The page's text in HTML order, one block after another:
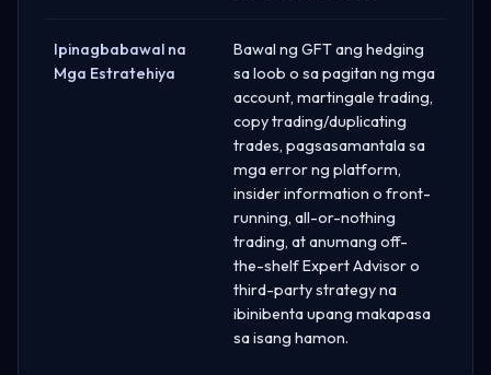
Ipinagbabawal na
Mga Estratehiya
Bawal ng GFT ang hedging
sa loob o sa pagitan ng mga
account, martingale trading,
copy trading/duplicating
trades, pagsasamantala sa
mga error ng platform,
insider information o front-
running, all-or-nothing
trading, at anumang off-
the-shelf Expert Advisor o
third-party strategy na
ibinibenta upang makapasa
sa isang hamon.